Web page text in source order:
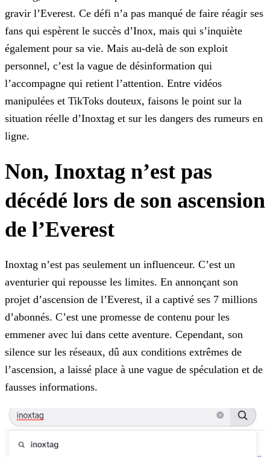
gravir l’Everest. Ce défi n’a pas manqué de faire réagir ses
fans qui espèrent le succès d’Inox, mais qui s’inquiète
également pour sa vie. Mais au-delà de son exploit
personnel, c’est la vague de désinformation qui
l’accompagne qui retient l’attention. Entre vidéos
manipulées et TikToks douteux, faisons le point sur la
situation réelle d’Inoxtag et sur les dangers des rumeurs en
ligne.
Non, Inoxtag n’est pas
décédé lors de son ascension
de l’Everest
Inoxtag n’est pas seulement un influenceur. C’est un
aventurier qui repousse les limites. En annonçant son
projet d’ascension de l’Everest, il a captivé ses 7 millions
d’abonnés. C’est une promesse de contenu pour les
emmener avec lui dans cette aventure. Cependant, son
silence sur les réseaux, dû aux conditions extrêmes de
l’ascension, a laissé place à une vague de spéculation et de
fausses informations.